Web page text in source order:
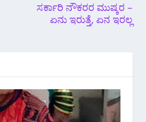
ಸರ್ಕಾರಿ ನೌಕರರ ಮುಷ್ಕರ –
ಏನು ಇರುತ್ತೆ, ಏನ ಇರಲ್ಲ